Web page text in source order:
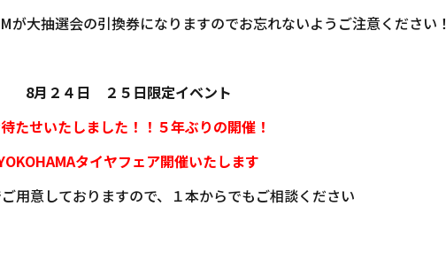
が大抽選会の引換券になりますのでお忘れないようご注意ください！
8月２４日 ２５日限定イベント
たせいたしました！！５年ぶりの開催！
タイヤフェア開催いたします
用意しておりますので、１本からでもご相談ください